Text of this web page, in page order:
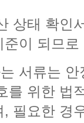
상태 확인
이 되므
서류는
를 위한 법
필요한 경